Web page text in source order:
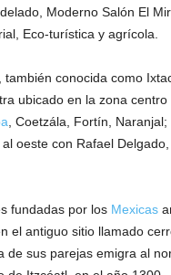
Moderno Salón El
Eco-turística y agrícola.
conocida como
ubicado en la zona
, Coetzála, Fortín,
oeste con Rafael
fundadas por los Mexicas
el antiguo sitio llamado
sus parejas emigra al